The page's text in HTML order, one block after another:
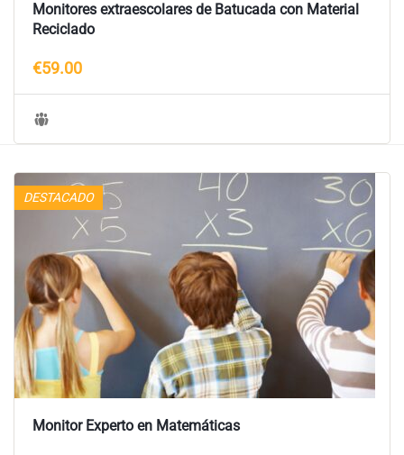
Monitores extraescolares de Batucada con Material
Reciclado
€59.00
DESTACADO
Monitor Experto en Matemáticas